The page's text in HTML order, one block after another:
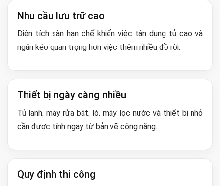
Nhu cầu lưu trữ cao
Diện tích sàn hạn chế khiến việc tận dụng tủ cao và
ngăn kéo quan trọng hơn việc thêm nhiều đồ rời.
Thiết bị ngày càng nhiều
Tủ lạnh, máy rửa bát, lò, máy lọc nước và thiết bị nhỏ
cần được tính ngay từ bản vẽ công năng.
Quy định thi công